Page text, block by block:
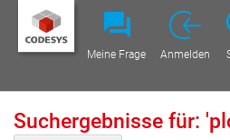
Meine Frage Anmelden
Suchergebnisse für: